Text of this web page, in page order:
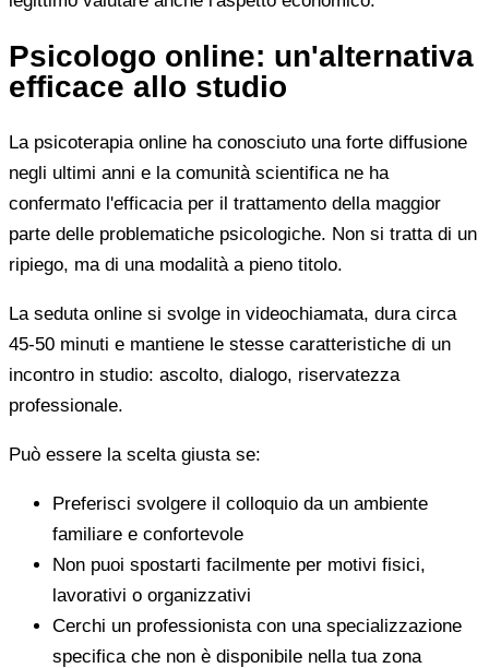
Psicologo online: un'alternativa
efficace allo studio
La psicoterapia online ha conosciuto una forte diffusione
negli ultimi anni e la comunità scientifica ne ha
confermato l'efficacia per il trattamento della maggior
parte delle problematiche psicologiche. Non si tratta di un
ripiego, ma di una modalità a pieno titolo.
La seduta online si svolge in videochiamata, dura circa
45-50 minuti e mantiene le stesse caratteristiche di un
incontro in studio: ascolto, dialogo, riservatezza
professionale.
Può essere la scelta giusta se:
Preferisci svolgere il colloquio da un ambiente
familiare e confortevole
Non puoi spostarti facilmente per motivi fisici,
lavorativi o organizzativi
Cerchi un professionista con una specializzazione
specifica che non è disponibile nella tua zona